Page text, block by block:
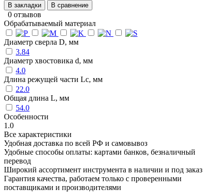
В закладки В сравнение
0 отзывов
Обрабатываемый материал
Диаметр сверла D, мм
3.84
Диаметр хвостовика d, мм
4.0
Длина режущей части Lc, мм
22.0
Общая длина L, мм
54.0
Особенности
1.0
Все характеристики
Удобная доставка по всей РФ и самовывоз
Удобные способы оплаты: картами банков, безналичный
перевод
Широкий ассортимент инструмента в наличии и под заказ
Гарантия качества, работаем только с проверенными
поставщиками и производителями